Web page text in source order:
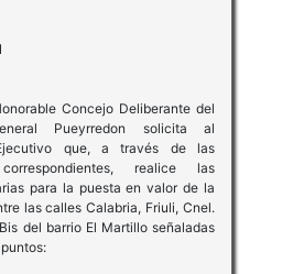
Concejo Deliberante del
Pueyrredon solicita al
que, a través de las
realice las
para la puesta en valor de la
las calles Calabria, Friuli, Cnel.
del barrio El Martillo señaladas